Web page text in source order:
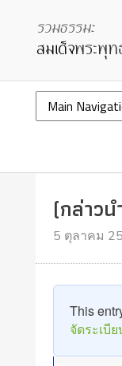
(กล่าวน
5 ตุลาคม
This
จัดระเบี